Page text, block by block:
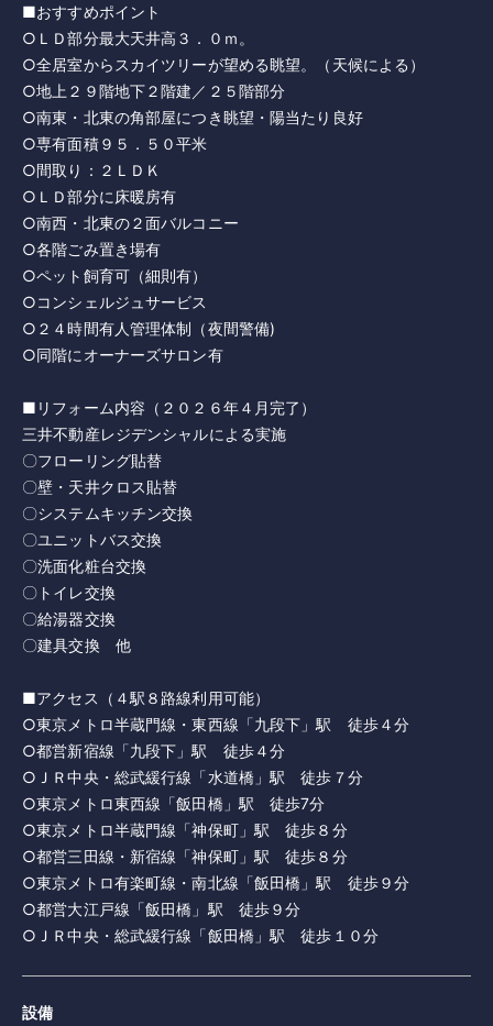
■おすすめポイント
○ＬＤ部分最大天井高３．０ｍ。
○全居室からスカイツリーが望める眺望。（天候による）
○地上２９階地下２階建／２５階部分
○南東・北東の角部屋につき眺望・陽当たり良好
○専有面積９５．５０平米
○間取り：２ＬＤＫ
○ＬＤ部分に床暖房有
○南西・北東の２面バルコニー
○各階ごみ置き場有
○ペット飼育可（細則有）
○コンシェルジュサービス
○２４時間有人管理体制（夜間警備)
○同階にオーナーズサロン有
■リフォーム内容（２０２６年４月完了）
三井不動産レジデンシャルによる実施
〇フローリング貼替
〇壁・天井クロス貼替
〇システムキッチン交換
〇ユニットバス交換
〇洗面化粧台交換
〇トイレ交換
〇給湯器交換
〇建具交換 他
■アクセス（４駅８路線利用可能）
○東京メトロ半蔵門線・東西線「九段下」駅 徒歩４分
○都営新宿線「九段下」駅 徒歩４分
○ＪＲ中央・総武緩行線「水道橋」駅 徒歩７分
○東京メトロ東西線「飯田橋」駅 徒歩7分
○東京メトロ半蔵門線「神保町」駅 徒歩８分
○都営三田線・新宿線「神保町」駅 徒歩８分
○東京メトロ有楽町線・南北線「飯田橋」駅 徒歩９分
○都営大江戸線「飯田橋」駅 徒歩９分
○ＪＲ中央・総武緩行線「飯田橋」駅 徒歩１０分
設備